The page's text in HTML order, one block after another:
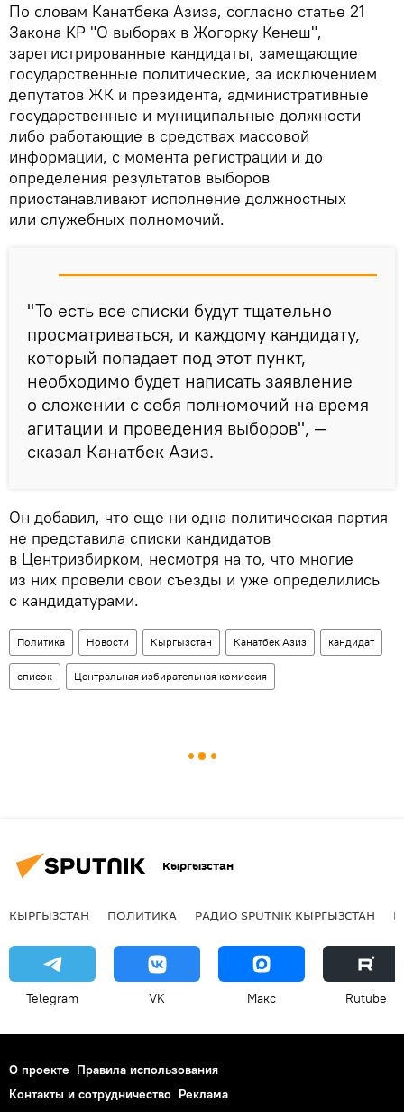
По словам Канатбека Азиза, согласно статье 21
Закона КР "О выборах в Жогорку Кенеш",
зарегистрированные кандидаты, замещающие
государственные политические, за исключением
депутатов ЖК и президента, административные
государственные и муниципальные должности
либо работающие в средствах массовой
информации, с момента регистрации и до
определения результатов выборов
приостанавливают исполнение должностных
или служебных полномочий.
"То есть все списки будут тщательно
просматриваться, и каждому кандидату,
который попадает под этот пункт,
необходимо будет написать заявление
о сложении с себя полномочий на время
агитации и проведения выборов", —
сказал Канатбек Азиз.
Он добавил, что еще ни одна политическая партия
не представила списки кандидатов
в Центризбирком, несмотря на то, что многие
из них провели свои съезды и уже определились
с кандидатурами.
Политика Новости Кыргызстан Канатбек Азиз кандидат
список Центральная избирательная комиссия
Кыргызстан
КЫРГЫЗСТАН ПОЛИТИКА РАДИО SPUTNIK КЫРГЫЗСТАН
Telegram VK Макс Rutube
О проекте Правила использования
Контакты и сотрудничество Реклама